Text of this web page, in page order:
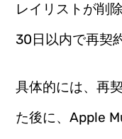
レイリストが削
30日以内で再契
具体的には、再
た後に、Apple